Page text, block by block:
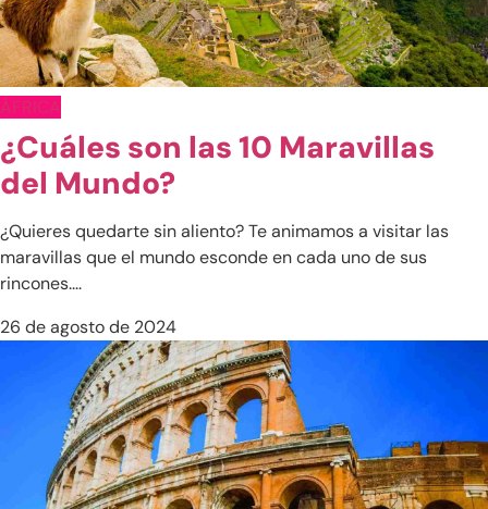
Egipto
Marruecos
Zanzíbar
Argentina
Colombia
México
Perú
República Dominicana
China
ÁFRICA
¿Cuáles son las 10 Maravillas
del Mundo?
¿Quieres quedarte sin aliento? Te animamos a visitar las
maravillas que el mundo esconde en cada uno de sus
rincones....
26 de agosto de 2024